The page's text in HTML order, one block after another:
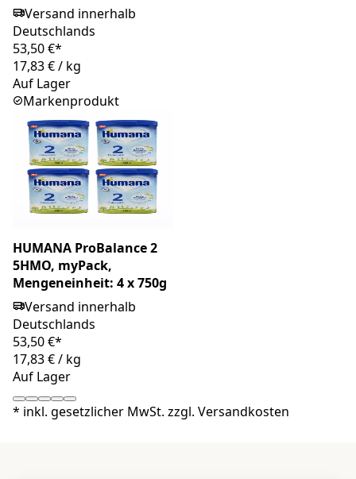
Versand innerhalb
Deutschlands
53,50 €*
17,83 €/ kg
Auf Lager
Markenprodukt
HUMANA ProBalance 2
5HMO, myPack,
Mengeneinheit: 4 x 750g
Versand innerhalb
Deutschlands
53,50 €*
17,83 €/ kg
Auf Lager
* inkl. gesetzlicher MwSt. zzgl. Versandkosten